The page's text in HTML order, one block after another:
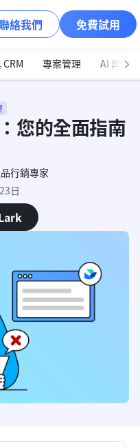
絡我們 免費試用
專案管理 AI 與自
您的全面指南
行銷專家
日